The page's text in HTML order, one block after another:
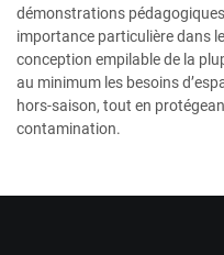
démonstrations
importance particulière dans
conception empilable de la
au minimum les besoins
hors-saison, tout en
contamination.